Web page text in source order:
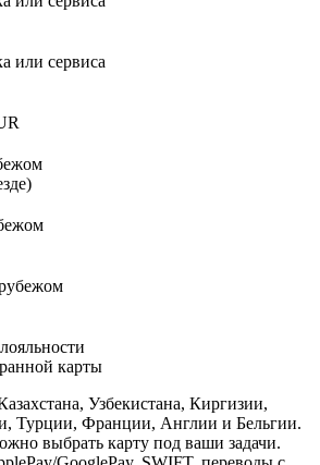
или сервиса
карты
Узбекистана, Киргизии,
Турции, Франции, Англии и Бельгии.
выбрать карту под ваши задачи.